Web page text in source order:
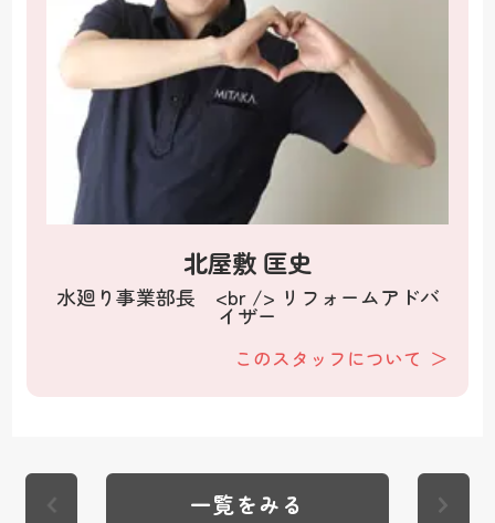
北屋敷 匡史
水廻り事業部長 <br /> リフォームアドバ
イザー
このスタッフについて
一覧をみる